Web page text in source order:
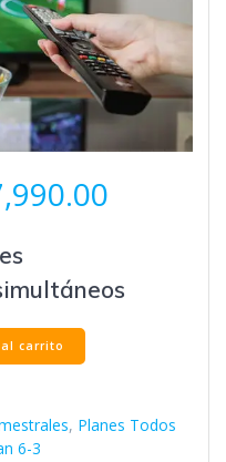
carrito
, Planes Todos
6-3